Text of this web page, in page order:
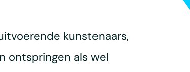
kunstenaars,
ontspringen als wel